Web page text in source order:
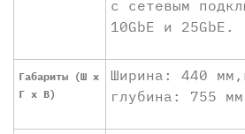
с сетевым
10GbE и 25GbE.
Габариты (Ш x
Г x В)
Ширина: 440
глубина: 755 мм